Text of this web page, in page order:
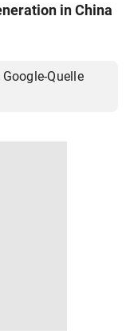
in China
Quelle